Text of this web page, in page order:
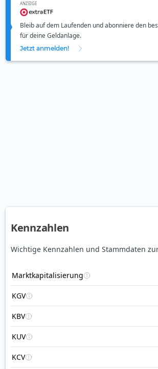
ANZEIGE
Bleib auf dem Laufenden und abonniere den
für deine Geldanlage.
Jetzt anmelden!
Kennzahlen
Wichtige Kennzahlen und Stammdaten
Marktkapitalisierung
KGV
KBV
KUV
KCV